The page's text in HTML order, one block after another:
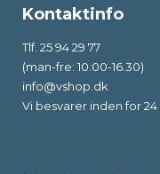
Kontaktinfo
Tlf. 25 94 29 77
(man-fre: 10.00-16.30)
info@vshop.dk
Vi besvarer inden for